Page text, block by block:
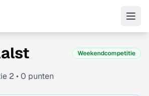
Weekendcompetitie
2 •0 punten